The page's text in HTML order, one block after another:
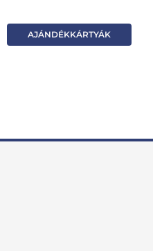
AJÁNDÉKKÁRTYÁK